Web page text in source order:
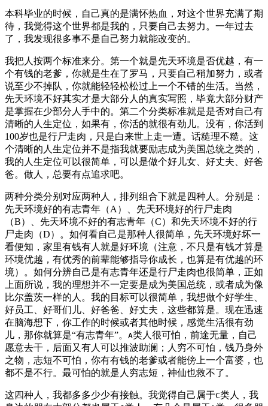
本科毕业的时候，自己真的是满怀热血，对这个世界充满了期
待，我觉得这个世界都是我的，只要自己去努力。一年过去
了，我发现很多事不是自己努力就能改变的。
我把人按两个标准来分。第一个就是先天环境是否优越，有一
个有钱的老爹，你就是生在了罗马，只要自己稍加努力，或者
说至少不掉队，你就能轻轻松松过上一个不错的生活。当然，
先天环境不好其实才是大部分人的真实写照，毕竟大部分财产
是掌握在少部分人手中的。第二个分类标准就是是否对自己有
清晰的人生定位，如果有，你活的就很有劲儿。没有，你活到
100岁也是行尸走肉，只是白来世上走一遭。话糙理不糙。这
个清晰的人生定位并不是指我就要励志成为美国总统之类的，
我的人生定位可以很简单，可以是做个好儿女、好丈夫、好爸
爸。做人，总要有点追求吧。
两种分类分别对应两种人，排列组合下就是四种人。分别是：
先天环境好的有志青年（A）、先天环境好的行尸走肉
（B）、先天环境不好的有志青年（C）和先天环境不好的行
尸走肉（D）。如何看自己是那种人很简单，先天环境好坏一
看便知，家里有钱有人就是好环境（注意，不只是有钱才算是
环境优越，有优秀的前辈能够指导你成长，也算是有优越的环
境）。如何分辨自己是有志青年还是行尸走肉也很简单，正如
上面所说，我的理想并不一定要是成为美国总统，或者成为像
比尔盖茨一样的人。我的目标可以很简单，我想做个好学生、
好员工、好哥们儿、好爸爸、好丈夫，这些都算是。现在迅速
在脑海想下，你工作的时候或者其他时候，感觉生活很有劲
儿，那你就算是“有志青年”。 A类人很可怕，前途无量，自己
愿意去干，后面又有人可以推波助澜；人穷不可怕，钱乃身外
之物，志短不可怕，你有有钱的老爹或者能傍上一个富婆，也
都不是不行。最可怕的就是人穷志短，神仙也救不了。
这四种人，我都多多少少有接触。我觉得自己属于C类人，我